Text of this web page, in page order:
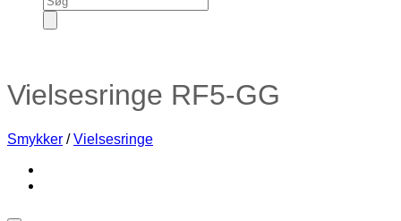
search
Vielsesringe RF5-GG
Smykker / Vielsesringe